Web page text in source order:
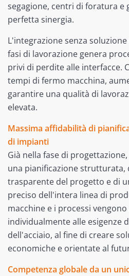
segagione, centri di foratura
perfetta sinergia.
L'integrazione senza
fasi di lavorazione genera
privi di perdite alle interfacce.
tempi di fermo macchina,
garantire una qualità di
elevata.
Massima affidabilità di
di impianti
Già nella fase di
una pianificazione strutturata,
trasparente del progetto e di
preciso dell'intera linea di
macchine e i processi
individualmente alle esigenze
dell'acciaio, al fine di creare
economiche e orientate al
Competenza globale da un